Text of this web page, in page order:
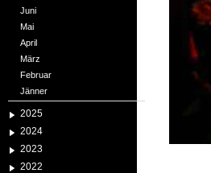
Juni
Mai
April
März
Februar
Jänner
2025
2024
2023
2022